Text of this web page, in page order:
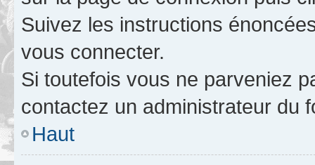
Suivez les instructions
vous connecter.
Si toutefois vous ne parveniez
contactez un administrateur du
Haut